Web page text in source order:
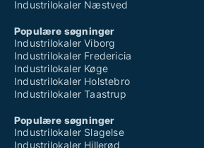
Industrilokaler Næstved
Populære søgninger
Industrilokaler Viborg
Industrilokaler Fredericia
Industrilokaler Køge
Industrilokaler Holstebro
Industrilokaler Taastrup
Populære søgninger
Industrilokaler Slagelse
Industrilokaler Hillerød